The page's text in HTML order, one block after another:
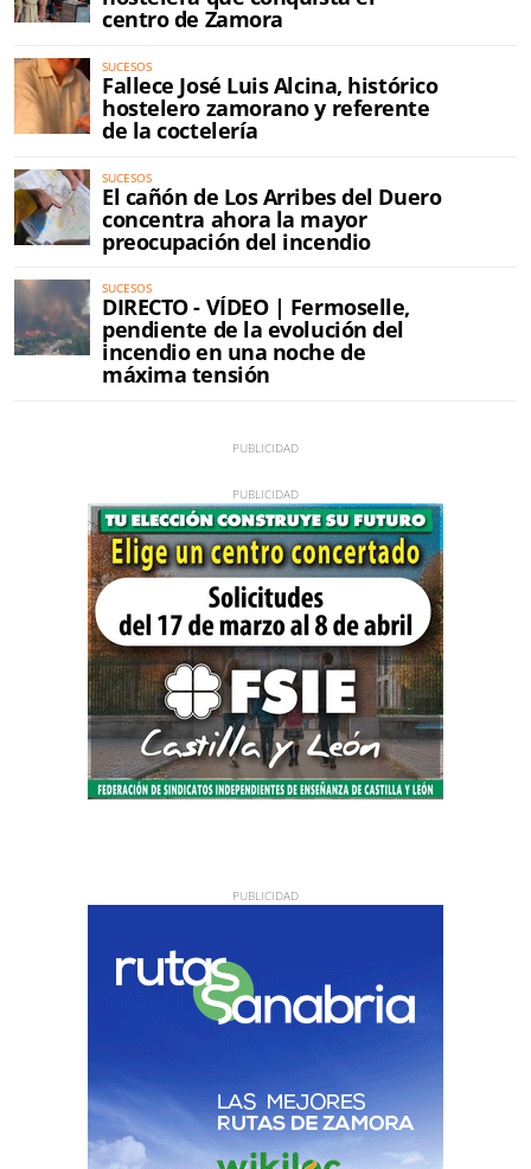
centro de Zamora
SUCESOS
Fallece José Luis Alcina, histórico
hostelero zamorano y referente
de la coctelería
SUCESOS
El cañón de Los Arribes del Duero
concentra ahora la mayor
preocupación del incendio
SUCESOS
DIRECTO - VÍDEO | Fermoselle,
pendiente de la evolución del
incendio en una noche de
máxima tensión